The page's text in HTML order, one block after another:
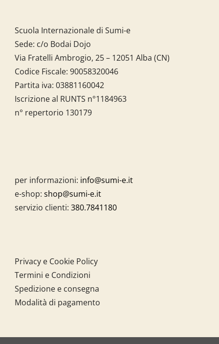
Scuola Internazionale di Sumi-e
Sede: c/o Bodai Dojo
Via Fratelli Ambrogio, 25 – 12051 Alba (CN)
Codice Fiscale: 90058320046
Partita iva: 03881160042
Iscrizione al RUNTS n°1184963
n° repertorio 130179
per informazioni: info@sumi-e.it
e-shop: shop@sumi-e.it
servizio clienti: 380.7841180
Privacy e Cookie Policy
Termini e Condizioni
Spedizione e consegna
Modalità di pagamento